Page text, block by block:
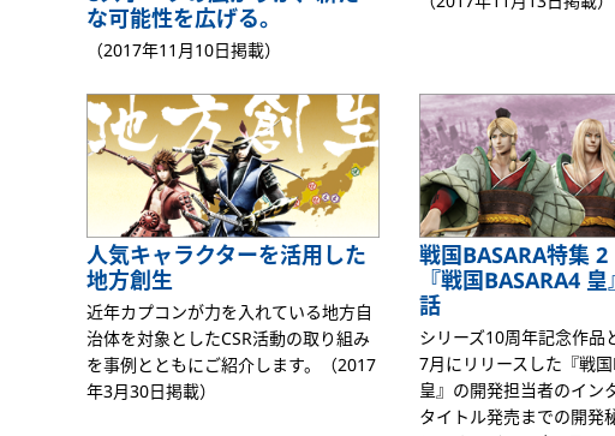
な可能性を広げる。
（2017年11月10日掲載）
人気キャラクターを活用した
地方創生
近年カプコンが力を入れている地方自
治体を対象としたCSR活動の取り組み
を事例とともにご紹介します。（2017
年3月30日掲載）
戦国BASARA特集 2
『戦国BASARA4
話
シリーズ10周年記念作品
7月にリリースした『戦国
皇』の開発担当者のイン
タイトル発売までの開発